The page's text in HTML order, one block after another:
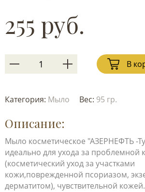
255 руб.
В
Категория: Мыло Вес: 95 гр.
Описание:
Мыло косметическое "АЗЕРНЕФТЬ -
идеально для ухода за проблемной
(косметический уход за участками
кожи,поврежденной псориазом,
дерматитом), чувствительной кожей.